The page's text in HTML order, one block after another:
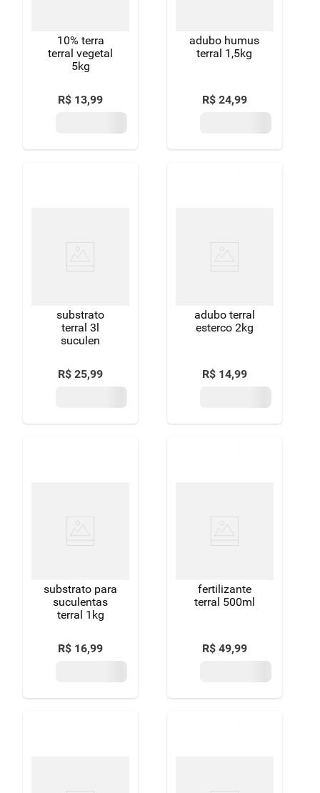
10% terra
terral vegetal
5kg
R$ 13,99
adubo humus
terral 1,5kg
R$ 24,99
substrato
terral 3l
suculen
R$ 25,99
adubo terral
esterco 2kg
R$ 14,99
substrato para
suculentas
terral 1kg
R$ 16,99
fertilizante
terral 500ml
R$ 49,99